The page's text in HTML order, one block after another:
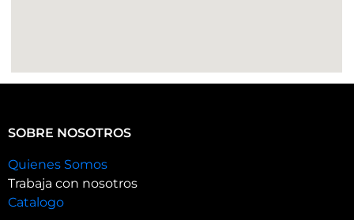
SOBRE NOSOTROS
Quienes Somos
Trabaja con nosotros
Catalogo